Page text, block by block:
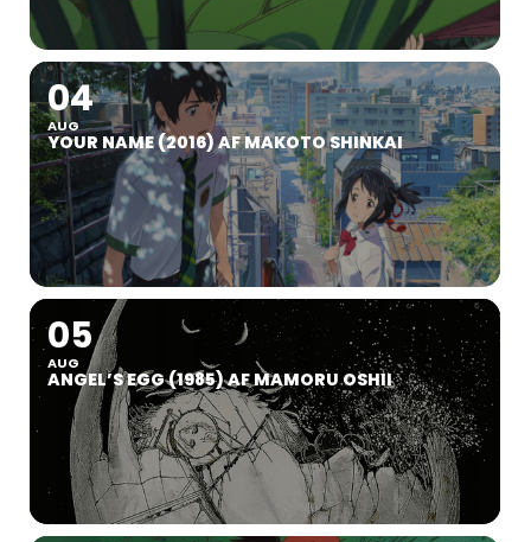
04
AUG
YOUR NAME (2016) AF MAKOTO SHINKAI
05
AUG
ANGEL’S EGG (1985) AF MAMORU OSHII